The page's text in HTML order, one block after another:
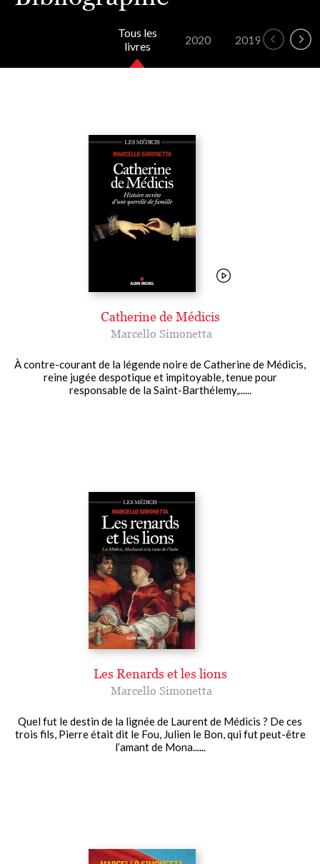
Tous les
livres
2020 2019 2018
Catherine de Médicis
Marcello Simonetta
À contre-courant de la légende noire de Catherine de Médicis,
reine jugée despotique et impitoyable, tenue pour
responsable de la Saint-Barthélemy,......
Les Renards et les lions
Marcello Simonetta
Quel fut le destin de la lignée de Laurent de Médicis ? De ces
trois fils, Pierre était dit le Fou, Julien le Bon, qui fut peut-être
l’amant de Mona......